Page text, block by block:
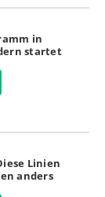
in
startet
Linien
anders